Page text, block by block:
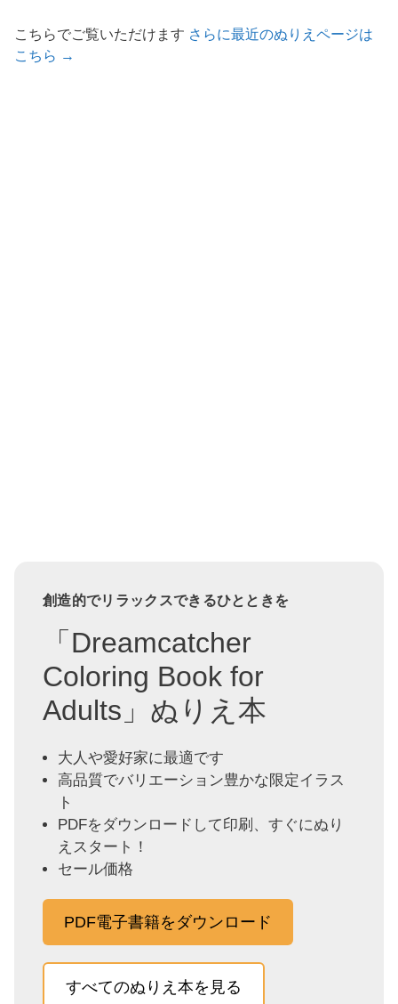
こちらでご覧いただけます さらに最近のぬりえページは
こちら →
創造的でリラックスできるひとときを
「Dreamcatcher
Coloring Book for
Adults」ぬりえ本
大人や愛好家に最適です
高品質でバリエーション豊かな限定イラス
ト
PDFをダウンロードして印刷、すぐにぬり
えスタート！
セール価格
PDF電子書籍をダウンロード
すべてのぬりえ本を見る